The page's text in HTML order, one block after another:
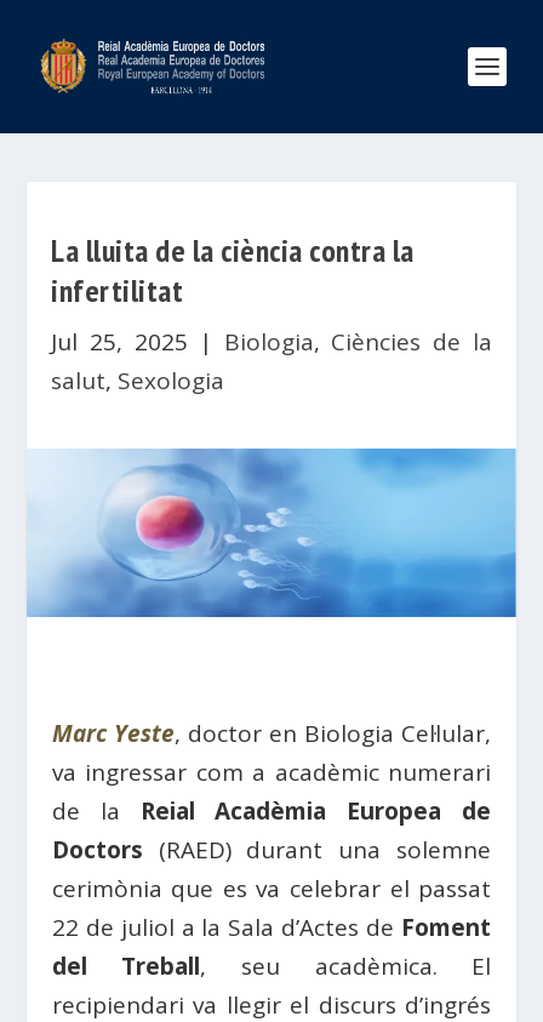
La lluita de la ciència contra la
infertilitat
Jul 25, 2025 | Biologia, Ciències de la
salut, Sexologia
Marc Yeste, doctor en Biologia Cel·lular,
va ingressar com a acadèmic numerari
de la Reial Acadèmia Europea de
Doctors (RAED) durant una solemne
cerimònia que es va celebrar el passat
22 de juliol a la Sala d’Actes de Foment
del Treball, seu acadèmica. El
recipiendari va llegir el discurs d’ingrés